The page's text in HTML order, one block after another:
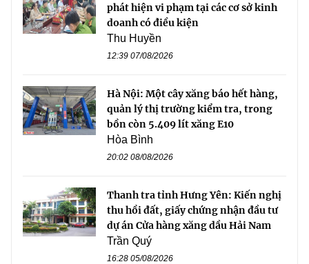
phát hiện vi phạm tại các cơ sở kinh
doanh có điều kiện
Thu Huyền
12:39 07/08/2026
Hà Nội: Một cây xăng báo hết hàng,
quản lý thị trường kiểm tra, trong
bồn còn 5.409 lít xăng E10
Hòa Bình
20:02 08/08/2026
Thanh tra tỉnh Hưng Yên: Kiến nghị
thu hồi đất, giấy chứng nhận đầu tư
dự án Cửa hàng xăng dầu Hải Nam
Trần Quý
16:28 05/08/2026